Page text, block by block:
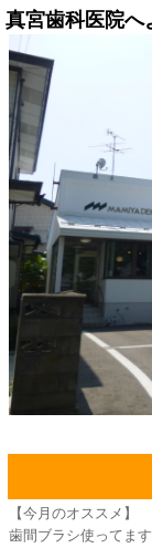
真宮歯科医院へ
【今月のオススメ】
歯間ブラシ使ってま